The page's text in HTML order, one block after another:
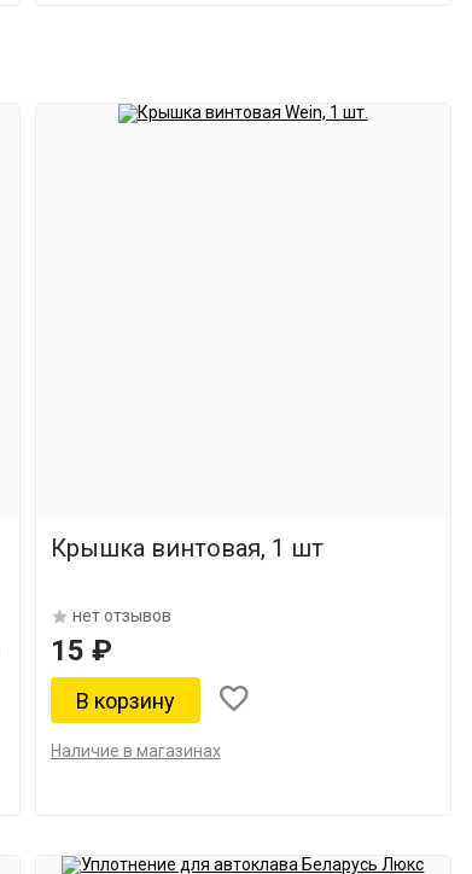
Крышка винтовая, 1 шт
нет отзывов
15 ₽
Наличие в магазинах